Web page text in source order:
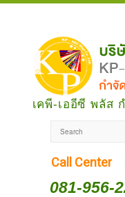
เคพี-เออีซี พลัส
Call Center
081-956-